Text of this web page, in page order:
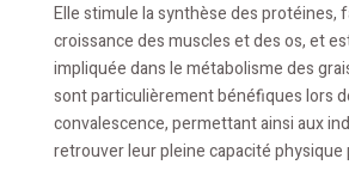
Elle stimule la synthèse des protéines,
croissance des muscles et des os, et
impliquée dans le métabolisme des
sont particulièrement bénéfiques lors
convalescence, permettant ainsi aux
retrouver leur pleine capacité physique